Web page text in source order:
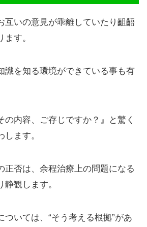
互いの意見が乖離していたり齟齬
す。
識を知る環境ができている事も有
の内容、ご存じですか？』と驚く
ます。
正否は、余程治療上の問題になる
観します。
ついては、“そう考える根拠”があ